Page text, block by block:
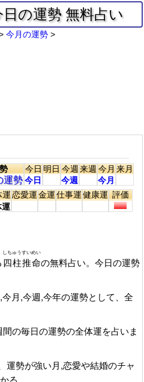
の運勢 無料占い
今月の運勢
運勢
今日
今日
明日今週
今週
来週今月
今月
来月
運
運
恋愛運金運仕事運健康運 評価
四柱推命
しちゅうすいめい
の無料占い。今日の運勢
月,今週,今年の運勢として、全
の毎日の運勢の全体運を占いま
運勢が強い月,恋愛や結婚のチャ
る。